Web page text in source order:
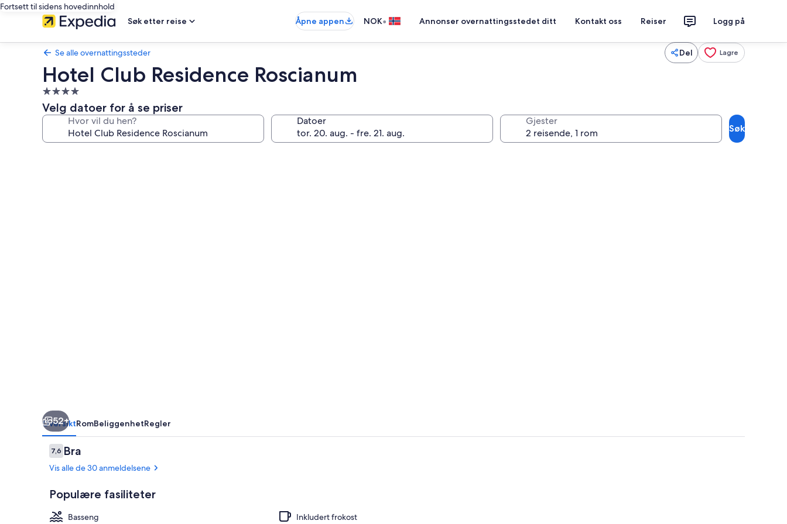
Fortsett til sidens hovedinnhold
Søk etter reise
Åpne appen NOK• Annonser overnattingsstedet ditt Kontakt oss Reiser Logg på
Se alle overnattingssteder Del Lagre
Hotel Club Residence Roscianum
Overnattingssted
med
4.0
stjerner
Velg datoer for å se priser
Hvor vil du hen? Datoer Gjester
Søk
52+
OversiktRomBeliggenhetRegler
Anmeldelser
7,67,6 av 10 –
Bra
Vis alle de 30 anmeldelsene
Populære fasiliteter
Basseng
Inkludert frokost